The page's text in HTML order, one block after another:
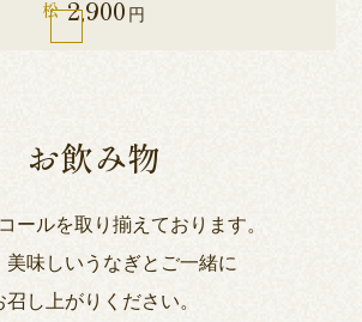
松 2,900 円
お飲み物
ールを取り揃えております。
美味しいうなぎとご一緒に
召し上がりください。